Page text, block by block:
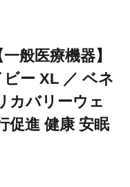
般医療機器】
ー XL ／ ベネ
カバリーウェ
促進 健康 安眠